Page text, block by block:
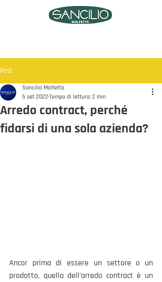
Post
Arredo contract, perché
fidarsi di una sola azienda?
Sancilio Molfetta
5 set 2022 Tempo di lettura: 2 min
Ancor prima di essere un settore o un
prodotto, quello dell’arredo contract è un